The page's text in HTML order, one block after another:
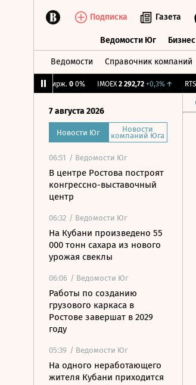
Подписка Газета
Ведомости Юг Бизнес
Ведомости Справочник компаний
CNY Бирж. 0 0% IMOEX 2 292,72 +0,3%↑ RTSI
7 августа 2026
Новости Юг Новости
компаний Юга
06:51 / Ведомости Юг
В центре Ростова построят
конгрессно-выставочный
центр
06:32 / Ведомости Юг
На Кубани произведено 55
000 тонн сахара из нового
урожая свеклы
06:06 / Ведомости Юг
Работы по созданию
грузового каркаса в
Ростове завершат в 2029
году
05:39 / Ведомости Юг
На одного неработающего
жителя Кубани приходится